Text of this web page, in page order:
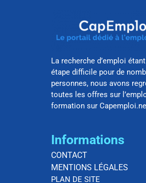
La recherche d’emploi
étape difficile pour de
personnes, nous avons
toutes les offres sur
formation sur
Informations
CONTACT
MENTIONS LÉGALES
PLAN DE SITE